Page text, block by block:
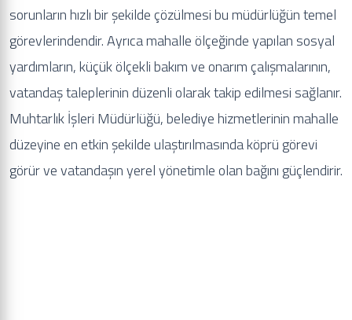
sorunların hızlı bir şekilde çözülmesi bu müdürlüğün temel
görevlerindendir. Ayrıca mahalle ölçeğinde yapılan sosyal
yardımların, küçük ölçekli bakım ve onarım çalışmalarının,
vatandaş taleplerinin düzenli olarak takip edilmesi sağlanır.
Muhtarlık İşleri Müdürlüğü, belediye hizmetlerinin mahalle
düzeyine en etkin şekilde ulaştırılmasında köprü görevi
görür ve vatandaşın yerel yönetimle olan bağını güçlendirir.